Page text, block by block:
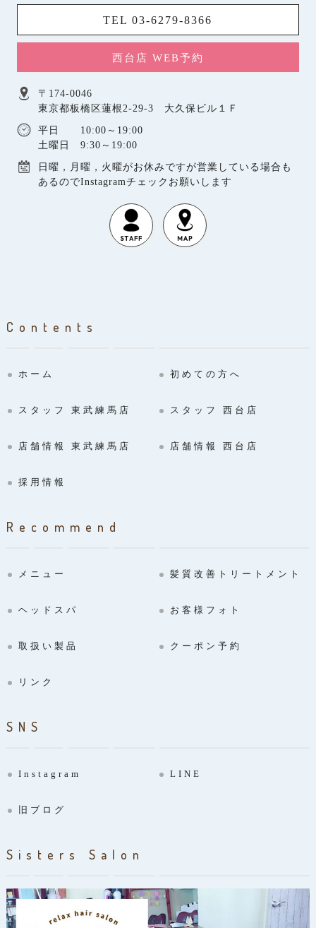
TEL 03-6279-8366
西台店 WEB予約
〒174-0046
東京都板橋区蓮根2-29-3 大久保ビル１Ｆ
平日 10:00～19:00
土曜日 9:30～19:00
日曜，月曜，火曜がお休みですが営業している場合も
あるのでInstagramチェックお願いします
Contents
ホーム 初めての方へ
スタッフ 東武練馬店 スタッフ 西台店
店舗情報 東武練馬店 店舗情報 西台店
採用情報
Recommend
メニュー 髪質改善トリートメント
ヘッドスパ お客様フォト
取扱い製品 クーポン予約
リンク
SNS
Instagram LINE
旧ブログ
Sisters Salon